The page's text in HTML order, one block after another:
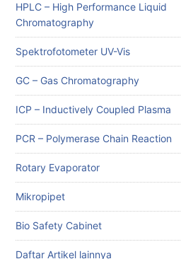
HPLC – High Performance Liquid
Chromatography
Spektrofotometer UV-Vis
GC – Gas Chromatography
ICP – Inductively Coupled Plasma
PCR – Polymerase Chain Reaction
Rotary Evaporator
Mikropipet
Bio Safety Cabinet
Daftar Artikel lainnya